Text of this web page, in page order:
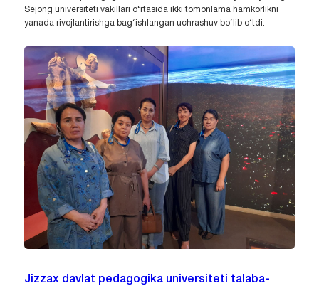
Sejong universiteti vakillari o‘rtasida ikki tomonlama hamkorlikni
yanada rivojlantirishga bag‘ishlangan uchrashuv bo‘lib o‘tdi.
Jizzax davlat pedagogika universiteti talaba-